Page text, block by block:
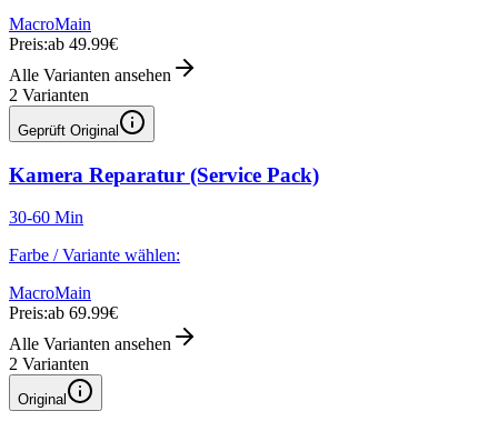
MacroMain
Preis:ab 49.99€
Alle Varianten ansehen
2 Varianten
Geprüft Original
Kamera Reparatur (Service Pack)
30-60 Min
Farbe / Variante wählen:
MacroMain
Preis:ab 69.99€
Alle Varianten ansehen
2 Varianten
Original